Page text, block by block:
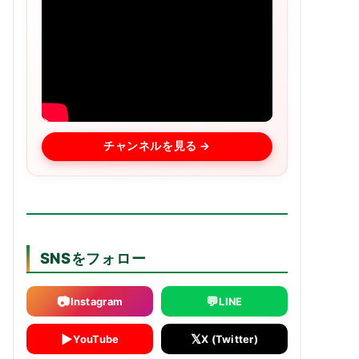
SNSをフォロー
📷Instagram 💬LINE
▶YouTube 𝕏X (Twitter)
チャンネルを見る →